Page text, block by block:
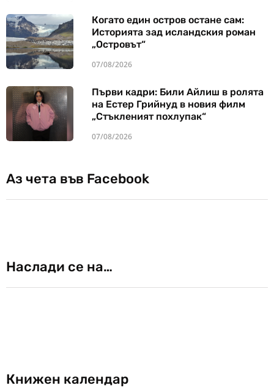
Когато един остров остане сам:
Историята зад исландския роман
„Островът“
07/08/2026
Първи кадри: Били Айлиш в ролята
на Естер Грийнуд в новия филм
„Стъкленият похлупак“
07/08/2026
Аз чета във Facebook
Наслади се на…
Книжен календар